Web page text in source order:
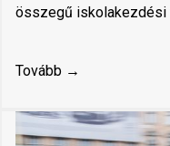
összegű iskolakezdési
Tovább →